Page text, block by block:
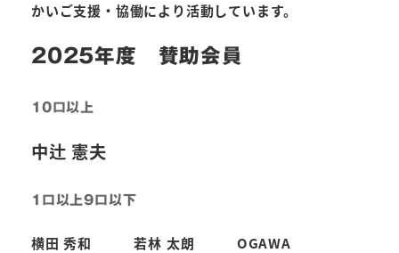
かいご支援・協働により活動しています。
2025年度 賛助会員
10口以上
中辻 憲夫
1口以上9口以下
横田 秀和 若林 太朗 OGAWA